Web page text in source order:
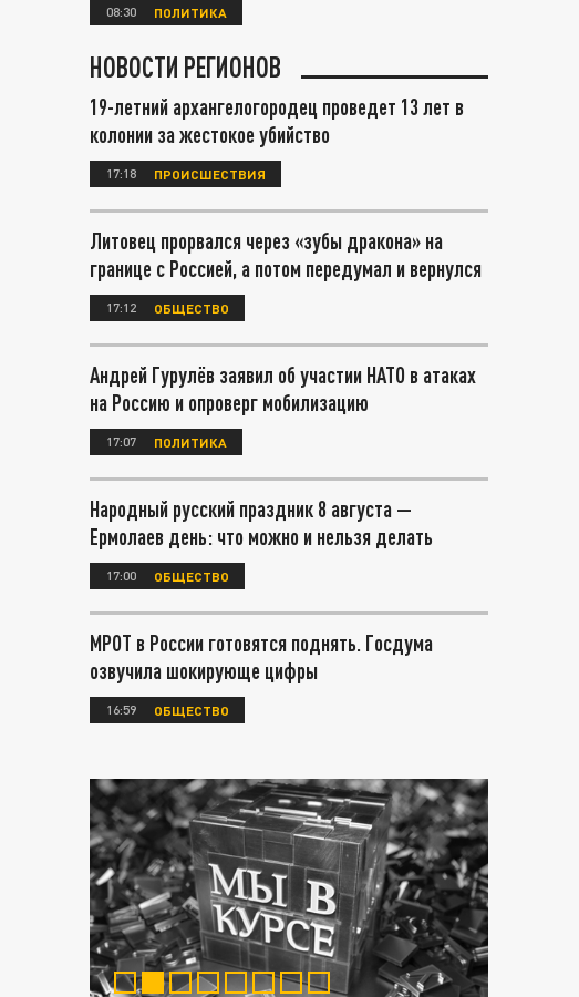
08:30 ПОЛИТИКА
НОВОСТИ РЕГИОНОВ
19-летний архангелогородец проведет 13 лет в
колонии за жестокое убийство
17:18 ПРОИСШЕСТВИЯ
Литовец прорвался через «зубы дракона» на
границе с Россией, а потом передумал и вернулся
17:12 ОБЩЕСТВО
Андрей Гурулёв заявил об участии НАТО в атаках
на Россию и опроверг мобилизацию
17:07 ПОЛИТИКА
Народный русский праздник 8 августа —
Ермолаев день: что можно и нельзя делать
17:00 ОБЩЕСТВО
МРОТ в России готовятся поднять. Госдума
озвучила шокирующе цифры
16:59 ОБЩЕСТВО